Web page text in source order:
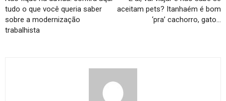
tudo o que você queria saber
sobre a modernização
trabalhista
aceitam pets? Itanhaém é bom
‘pra’ cachorro, gato…